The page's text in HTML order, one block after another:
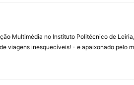
Multimédia no Instituto Politécnico de
viagens inesquecíveis! - e apaixonado pelo